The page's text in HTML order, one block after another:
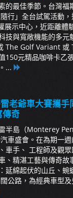
的最佳季節。台灣福
隨行」全台試駕活動
展示中心，近距離體
技與寬敞機能的多元
The Golf Variant 或
150元精品咖啡卡乙
...
老爺車大賽攜手
傳奇
半島（Monterey
車盛會。在為期一
車手、 工程師及觀
、精湛工藝與傳奇故
延綿起伏的山丘、蜿
公路，為經典車型